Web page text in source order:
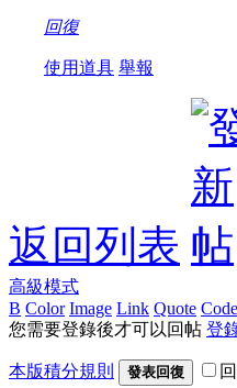
回復
使用道具 舉報
返回列表
高級模式
B Color Image Link Quote Code
您需要登錄後才可以回帖 登
本版積分規則 發表回復